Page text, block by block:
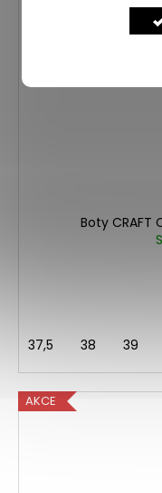
Boty CRAFT
37,5 38 39
AKCE